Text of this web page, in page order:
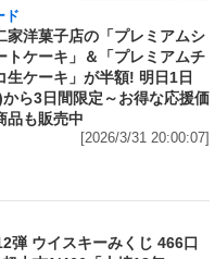
ド
家洋菓子店の「プレミアムシ
トケーキ」＆「プレミアムチ
生ケーキ」が半額! 明日1日
ら3日間限定～お得な応援価
品も販売中
[2026/3/31 20:00:07]
弾 ウイスキーみくじ 466口